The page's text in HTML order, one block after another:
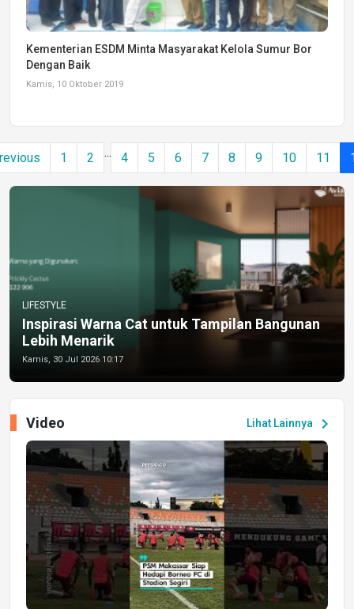
Kementerian ESDM Minta Masyarakat Kelola Sumur Bor
Dengan Baik
Kamis, 10 Oktober 2019
1 2 ... 4 5 6 7 8 9 10 11
LIFESTYLE
Inspirasi Warna Cat untuk Tampilan Bangunan
Lebih Menarik
Kamis, 30 Jul 2026 10:17
Lihat Lainnya chevron_right
Video